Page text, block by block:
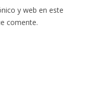
y web en este
comente.